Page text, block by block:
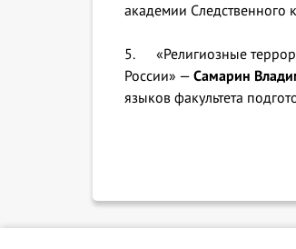
академии Следственного
5. «Религиозные
России» — Самарин
языков факультета